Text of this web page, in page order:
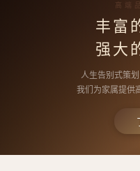
高端
丰富
强大
人生告别式策
我们为家属提供